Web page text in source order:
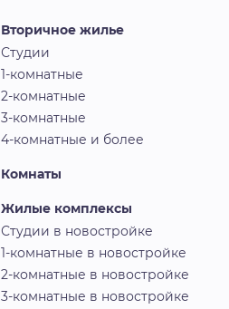
Вторичное жилье
Студии
1-комнатные
2-комнатные
3-комнатные
4-комнатные и более
Комнаты
Жилые комплексы
Студии в новостройке
1-комнатные в новостройке
2-комнатные в новостройке
3-комнатные в новостройке